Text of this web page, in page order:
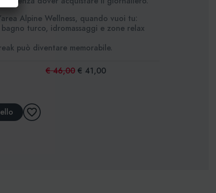
Alpine Wellness, quando vuoi tu:
turco, idromassaggi e zone relax
può diventare memorabile.
€ 46,00 € 41,00